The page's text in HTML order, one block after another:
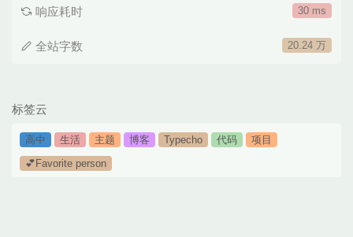
30 ms
响应耗时
20.24 万
全站字数
标签云
高中 生活 主题 博客 Typecho 代码
项目
💕Favorite person